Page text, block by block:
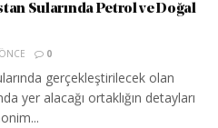
Sularında Petrol ve Doğal
0
gerçekleştirilecek olan
yer alacağı ortaklığın detayları